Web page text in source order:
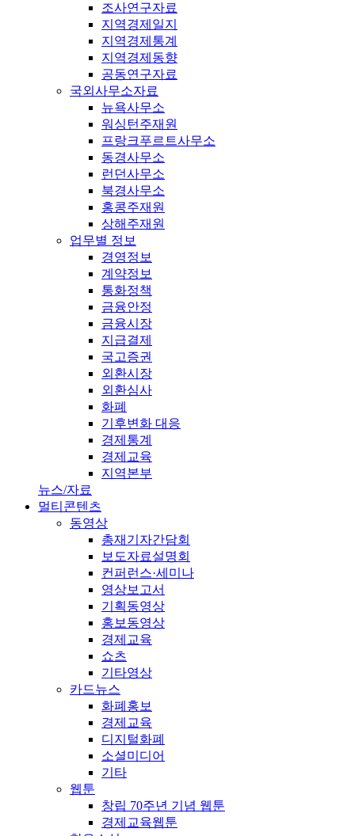
조사연구자료
지역경제일지
지역경제통계
지역경제동향
공동연구자료
국외사무소자료
뉴욕사무소
워싱턴주재원
프랑크푸르트사무소
동경사무소
런던사무소
북경사무소
홍콩주재원
상해주재원
업무별 정보
경영정보
계약정보
통화정책
금융안정
금융시장
지급결제
국고증권
외환시장
외환심사
화폐
기후변화 대응
경제통계
경제교육
지역본부
뉴스/자료
멀티콘텐츠
동영상
총재기자간담회
보도자료설명회
컨퍼런스·세미나
영상보고서
기획동영상
홍보동영상
경제교육
쇼츠
기타영상
카드뉴스
화폐홍보
경제교육
디지털화폐
소셜미디어
기타
웹툰
창립 70주년 기념 웹툰
경제교육웹툰